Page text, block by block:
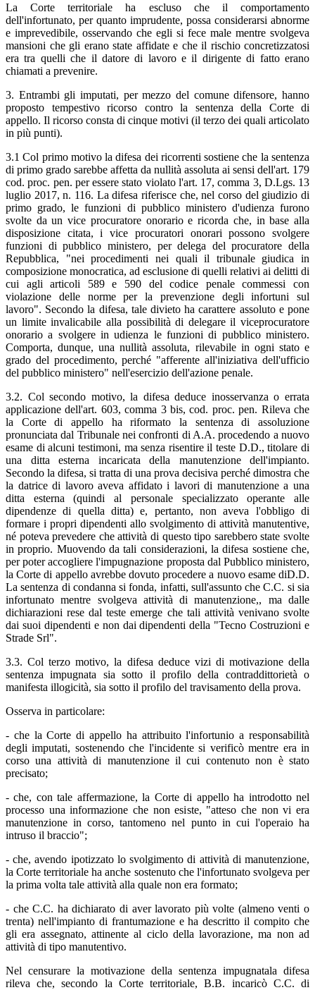
La Corte territoriale ha escluso che il comportamento
dell'infortunato, per quanto imprudente, possa considerarsi abnorme
e imprevedibile, osservando che egli si fece male mentre svolgeva
mansioni che gli erano state affidate e che il rischio concretizzatosi
era tra quelli che il datore di lavoro e il dirigente di fatto erano
chiamati a prevenire.
3. Entrambi gli imputati, per mezzo del comune difensore, hanno
proposto tempestivo ricorso contro la sentenza della Corte di
appello. Il ricorso consta di cinque motivi (il terzo dei quali articolato
in più punti).
3.1 Col primo motivo la difesa dei ricorrenti sostiene che la sentenza
di primo grado sarebbe affetta da nullità assoluta ai sensi dell'art. 179
cod. proc. pen. per essere stato violato l'art. 17, comma 3, D.Lgs. 13
luglio 2017, n. 116. La difesa riferisce che, nel corso del giudizio di
primo grado, le funzioni di pubblico ministero d'udienza furono
svolte da un vice procuratore onorario e ricorda che, in base alla
disposizione citata, i vice procuratori onorari possono svolgere
funzioni di pubblico ministero, per delega del procuratore della
Repubblica, "nei procedimenti nei quali il tribunale giudica in
composizione monocratica, ad esclusione di quelli relativi ai delitti di
cui agli articoli 589 e 590 del codice penale commessi con
violazione delle norme per la prevenzione degli infortuni sul
lavoro". Secondo la difesa, tale divieto ha carattere assoluto e pone
un limite invalicabile alla possibilità di delegare il viceprocuratore
onorario a svolgere in udienza le funzioni di pubblico ministero.
Comporta, dunque, una nullità assoluta, rilevabile in ogni stato e
grado del procedimento, perché "afferente all'iniziativa dell'ufficio
del pubblico ministero" nell'esercizio dell'azione penale.
3.2. Col secondo motivo, la difesa deduce inosservanza o errata
applicazione dell'art. 603, comma 3 bis, cod. proc. pen. Rileva che
la Corte di appello ha riformato la sentenza di assoluzione
pronunciata dal Tribunale nei confronti di A.A. procedendo a nuovo
esame di alcuni testimoni, ma senza risentire il teste D.D., titolare di
una ditta esterna incaricata della manutenzione dell'impianto.
Secondo la difesa, si tratta di una prova decisiva perché dimostra che
la datrice di lavoro aveva affidato i lavori di manutenzione a una
ditta esterna (quindi al personale specializzato operante alle
dipendenze di quella ditta) e, pertanto, non aveva l'obbligo di
formare i propri dipendenti allo svolgimento di attività manutentive,
né poteva prevedere che attività di questo tipo sarebbero state svolte
in proprio. Muovendo da tali considerazioni, la difesa sostiene che,
per poter accogliere l'impugnazione proposta dal Pubblico ministero,
la Corte di appello avrebbe dovuto procedere a nuovo esame diD.D.
La sentenza di condanna si fonda, infatti, sull'assunto che C.C. si sia
infortunato mentre svolgeva attività di manutenzione,, ma dalle
dichiarazioni rese dal teste emerge che tali attività venivano svolte
dai suoi dipendenti e non dai dipendenti della "Tecno Costruzioni e
Strade Srl".
3.3. Col terzo motivo, la difesa deduce vizi di motivazione della
sentenza impugnata sia sotto il profilo della contraddittorietà o
manifesta illogicità, sia sotto il profilo del travisamento della prova.
Osserva in particolare:
- che la Corte di appello ha attribuito l'infortunio a responsabilità
degli imputati, sostenendo che l'incidente si verificò mentre era in
corso una attività di manutenzione il cui contenuto non è stato
precisato;
- che, con tale affermazione, la Corte di appello ha introdotto nel
processo una informazione che non esiste, "atteso che non vi era
manutenzione in corso, tantomeno nel punto in cui l'operaio ha
intruso il braccio";
- che, avendo ipotizzato lo svolgimento di attività di manutenzione,
la Corte territoriale ha anche sostenuto che l'infortunato svolgeva per
la prima volta tale attività alla quale non era formato;
- che C.C. ha dichiarato di aver lavorato più volte (almeno venti o
trenta) nell'impianto di frantumazione e ha descritto il compito che
gli era assegnato, attinente al ciclo della lavorazione, ma non ad
attività di tipo manutentivo.
Nel censurare la motivazione della sentenza impugnatala difesa
rileva che, secondo la Corte territoriale, B.B. incaricò C.C. di